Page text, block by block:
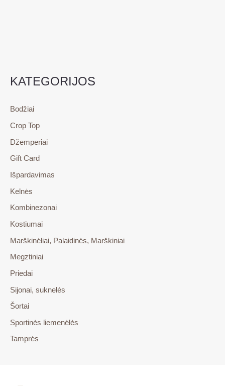
KATEGORIJOS
Bodžiai
Crop Top
Džemperiai
Gift Card
Išpardavimas
Kelnės
Kombinezonai
Kostiumai
Marškinėliai, Palaidinės, Marškiniai
Megztiniai
Priedai
Sijonai, suknelės
Šortai
Sportinės liemenėlės
Tamprės